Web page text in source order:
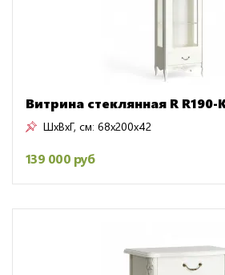
Витрина стеклянная R
ШxВxГ, см: 68x200x42
139 000 руб